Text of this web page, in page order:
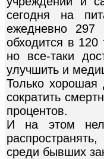
сегодня на
ежедневно 297
обходится в
но все-таки
улучшить и
Только хорошая
сократить
процентов.
И на этом
среди бывших